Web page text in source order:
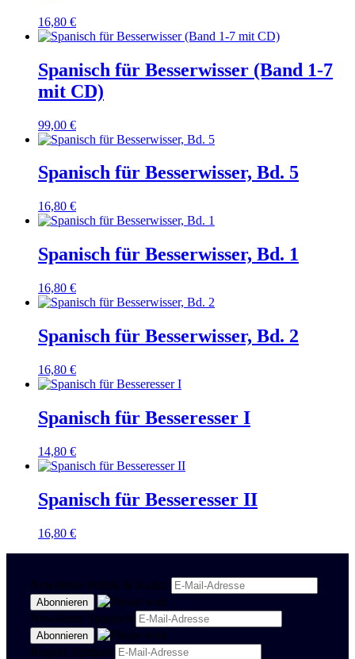
16,80 €
Spanisch für Besserwisser (Band 1-7
mit CD)
99,00 €
Spanisch für Besserwisser, Bd. 5
16,80 €
Spanisch für Besserwisser, Bd. 1
16,80 €
Spanisch für Besserwisser, Bd. 2
16,80 €
Spanisch für Besseresser I
14,80 €
Spanisch für Besseresser II
16,80 €
Newsletter Politik & Kultur
Newsletter Spanisch
Region Stuttgart